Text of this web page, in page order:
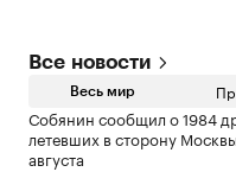
Все новости
Весь мир
Собянин сообщил о 1984
летевших в сторону
августа